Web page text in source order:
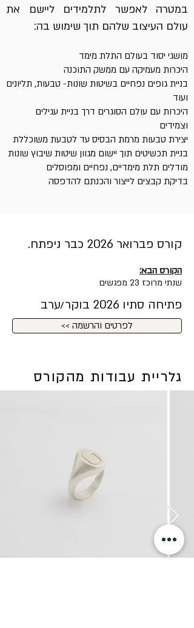
במטרה לאפשר לתלמידים ליישם את
עולם העיצוב שלהם תוך שימוש בה:
מושגי יסוד בעולם התלת מימד
היכרות מעמיקה עם ממשק התוכנה
בניית גופים נפחיים בשיטות שונות- טבעות, תליונים
ועוד
היכרות עם עולם הסוגרים דרך בניית עגילים
וצמידים
יצירת טבעות מרמת הבסיס עד לטבעת משוכללת
בניית תכשיטים תוך יישום מגוון שיטות שיבוץ שונות
מודלים תלת מימדיים, נפחיים ומפוסלים
בדיקת קבצים לייצור והכנתם להדפסה
קורס פברואר 2026 כבר ניפתח.
הקורס הבא:
שנתי מרוכז 23 מפגשים
פתיחה סתיו 2026 בוקר/ערב
<< לפרטים והרשמה
גלריית עבודות מהקורס